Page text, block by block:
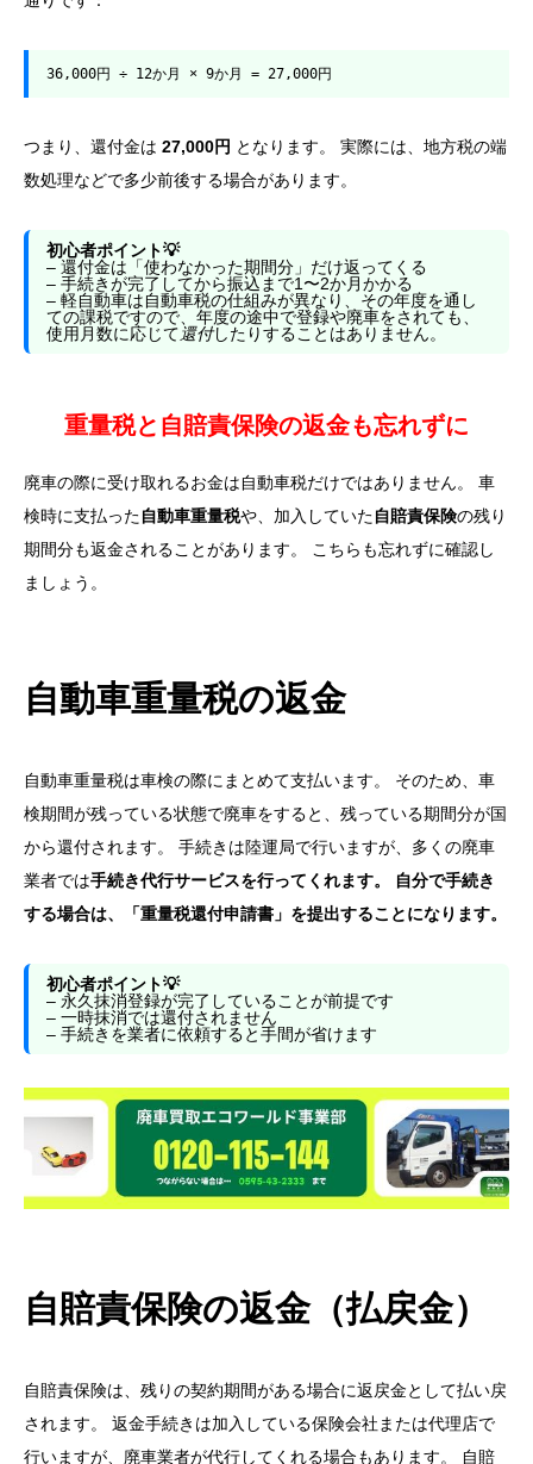
36,000円 ÷ 12か月 × 9か月 = 27,000円
つまり、還付金は 27,000円 となります。 実際には、地方税の端
数処理などで多少前後する場合があります。
初心者ポイント💡
– 還付金は「使わなかった期間分」だけ返ってくる
– 手続きが完了してから振込まで1〜2か月かかる
– 軽自動車は自動車税の仕組みが異なり、 その年度を通し
ての課税ですので、年度の途中で登録や廃車をされても、
使用月数に応じて還付したりすることはありません。
重量税と自賠責保険の返金も忘れずに
廃車の際に受け取れるお金は自動車税だけではありません。 車
検時に支払った自動車重量税や、加入していた自賠責保険の残り
期間分も返金されることがあります。 こちらも忘れずに確認し
ましょう。
自動車重量税の返金
自動車重量税は車検の際にまとめて支払います。 そのため、車
検期間が残っている状態で廃車をすると、残っている期間分が国
から還付されます。 手続きは陸運局で行いますが、多くの廃車
業者では手続き代行サービスを行ってくれます。 自分で手続き
する場合は、「重量税還付申請書」を提出することになります。
初心者ポイント💡
– 永久抹消登録が完了していることが前提です
– 一時抹消では還付されません
– 手続きを業者に依頼すると手間が省けます
自賠責保険の返金（払戻金）
自賠責保険は、残りの契約期間がある場合に返戻金として払い戻
されます。 返金手続きは加入している保険会社または代理店で
行いますが、廃車業者が代行してくれる場合もあります。 自賠